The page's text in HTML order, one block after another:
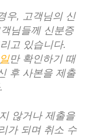
우, 고객님의 신
님들께 신분증
고 있습니다.
만 확인하기 때
후 사본을 제출
않거나 제출을
가 되며 취소 수